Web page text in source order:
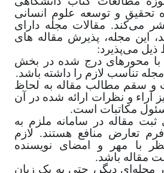
تحقیق و توسعه علوم انسانی
می‌کند. مقالات مجله دارای
این مجله، پذیرش مقاله های
ذیل می‌پذیرد:
با محورهای درج شده در بخش
تناسب لازم را داشته باشد.
سقم مطالب مقاله به لحاظ
آراء و نظرات ارائه شده در آن
مکاتبات است.
ثبت مقاله در سامانه ملزم به
تعارض منافع هستند. لازم
با مهر و امضای نویسنده
مقاله باشد.
مجله‌ای دیگر، حتی به یک زبان